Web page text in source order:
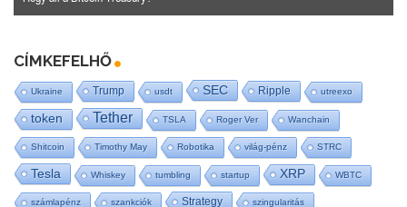
CÍMKEFELHŐ
Ukraine Trump usdt SEC Ripple utreexo
token Tether TSLA Roger Ver Wanchain
Shitcoin Timothy May Robotika világ-pénz STRC
Tesla Whiskey tumbling startup XRP WBTC
számlapénz szankciók Strategy szingularitás